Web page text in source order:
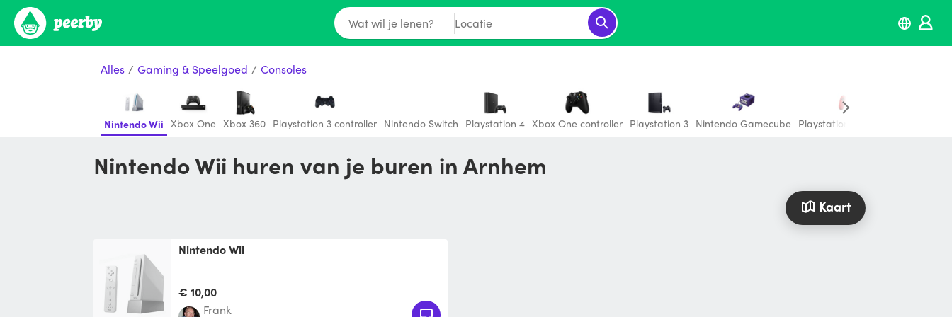
Wat wil je lenen? Locatie
Alles / Gaming & Speelgoed / Consoles
Nintendo Wii Xbox One Xbox 360 Playstation 3 controller Nintendo Switch Playstation 4 Xbox One controller Playstation 3 Nintendo Gamecube Playstation 4 controller
Nintendo Wii huren van je buren in Arnhem
Kaart
Nintendo Wii
€ 10,00
Frank